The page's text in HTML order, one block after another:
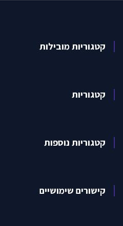
קטגוריות מובילות
קטגוריות
קטגוריות נוספות
קישורים שימושיים